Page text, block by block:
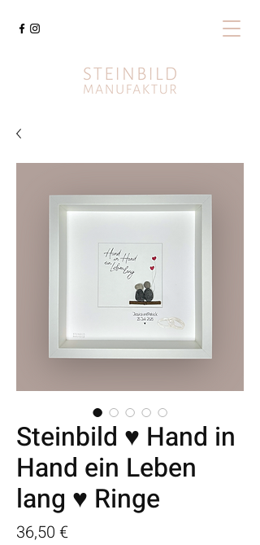
Steinbild ♥ Hand in
Hand ein Leben
lang ♥ Ringe
36,50 €Preis